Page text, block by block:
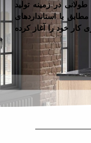
شده در سال ۱۳۸۸ دارای سابقه طولانی در زمینه تولید
با استانداردهای
خود را آغاز کرده